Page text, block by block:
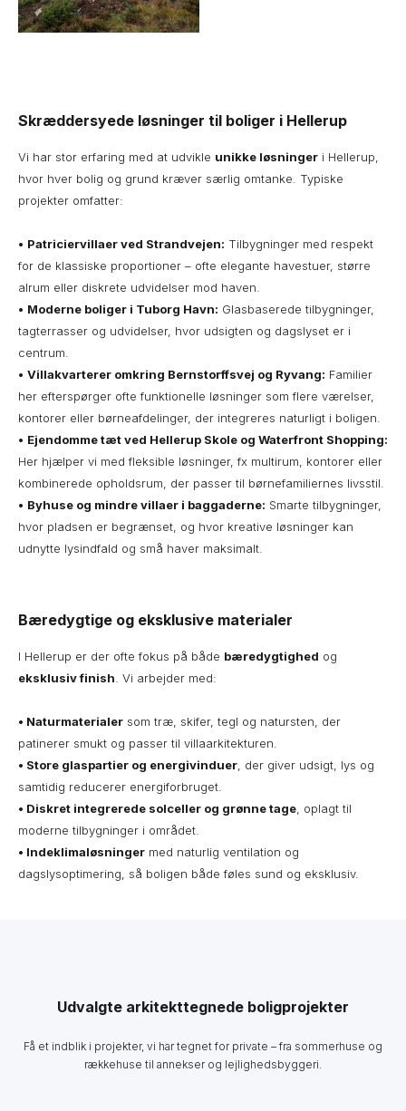
Skræddersyede løsninger til boliger i Hellerup
Vi har stor erfaring med at udvikle unikke løsninger i Hellerup,
hvor hver bolig og grund kræver særlig omtanke. Typiske
projekter omfatter:
• Patriciervillaer ved Strandvejen: Tilbygninger med respekt
for de klassiske proportioner – ofte elegante havestuer, større
alrum eller diskrete udvidelser mod haven.
• Moderne boliger i Tuborg Havn: Glasbaserede tilbygninger,
tagterrasser og udvidelser, hvor udsigten og dagslyset er i
centrum.
• Villakvarterer omkring Bernstorffsvej og Ryvang: Familier
her efterspørger ofte funktionelle løsninger som flere værelser,
kontorer eller børneafdelinger, der integreres naturligt i boligen.
• Ejendomme tæt ved Hellerup Skole og Waterfront Shopping:
Her hjælper vi med fleksible løsninger, fx multirum, kontorer eller
kombinerede opholdsrum, der passer til børnefamiliernes livsstil.
• Byhuse og mindre villaer i baggaderne: Smarte tilbygninger,
hvor pladsen er begrænset, og hvor kreative løsninger kan
udnytte lysindfald og små haver maksimalt.
Bæredygtige og eksklusive materialer
I Hellerup er der ofte fokus på både bæredygtighed og
eksklusiv finish. Vi arbejder med:
• Naturmaterialer som træ, skifer, tegl og natursten, der
patinerer smukt og passer til villaarkitekturen.
• Store glaspartier og energivinduer, der giver udsigt, lys og
samtidig reducerer energiforbruget.
• Diskret integrerede solceller og grønne tage, oplagt til
moderne tilbygninger i området.
• Indeklimaløsninger med naturlig ventilation og
dagslysoptimering, så boligen både føles sund og eksklusiv.
Udvalgte arkitekttegnede boligprojekter
Få et indblik i projekter, vi har tegnet for private – fra sommerhuse og
rækkehuse til annekser og lejlighedsbyggeri.